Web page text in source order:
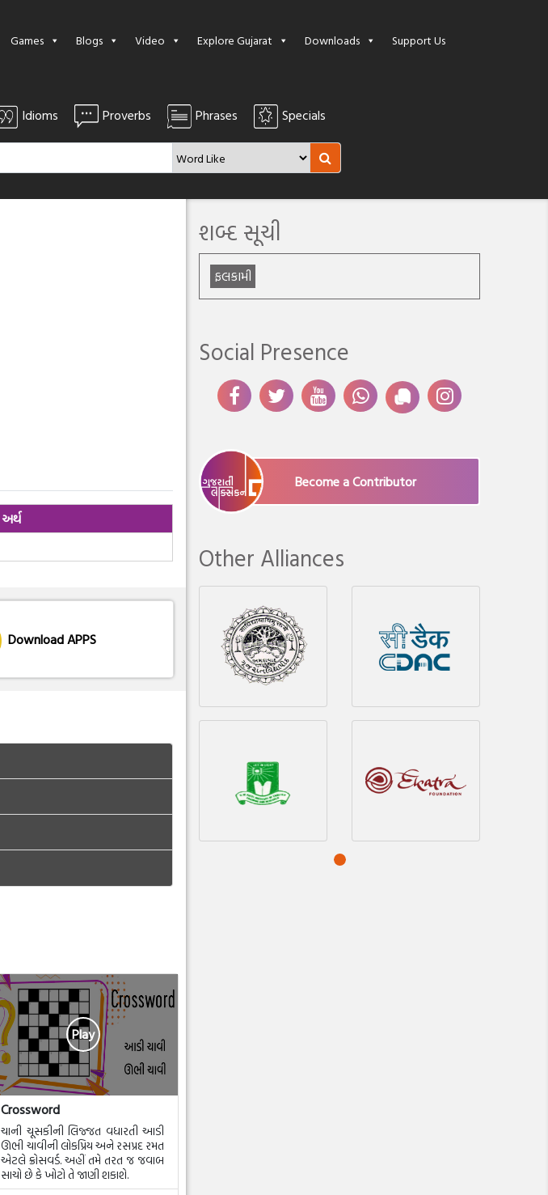
Games Blogs Video Explore Gujarat Downloads Support Us
Idioms Proverbs Phrases Specials
અર્થ
Download APPS
Play
Crossword
ચાની ચૂસકીની લિજ્જત વધારતી આડી
ઊભી ચાવીની લોકપ્રિય અને રસપ્રદ રમત
એટલે ક્રોસવર્ડ. અહીં તમે તરત જ જવાબ
સાચો છે કે ખોટો તે જાણી શકાશે.
શબ્દ સૂચી
ફલકામી
Social Presence
Become a Contributor
Other Alliances